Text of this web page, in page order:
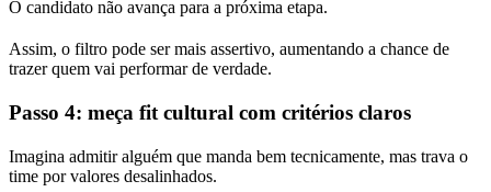
O candidato não avança para a próxima etapa.
Assim, o filtro pode ser mais assertivo, aumentando a chance de
trazer quem vai performar de verdade.
Passo 4: meça fit cultural com critérios claros
Imagina admitir alguém que manda bem tecnicamente, mas trava o
time por valores desalinhados.